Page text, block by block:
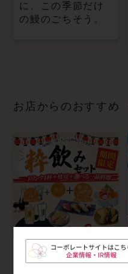
に、この季節だけ
の鰻のごちそう。
お店からのおすすめ
店舗限定